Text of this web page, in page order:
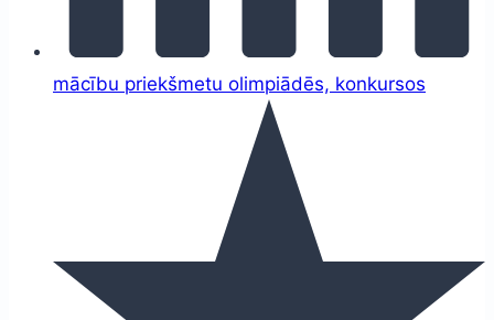
mācību priekšmetu olimpiādēs, konkursos